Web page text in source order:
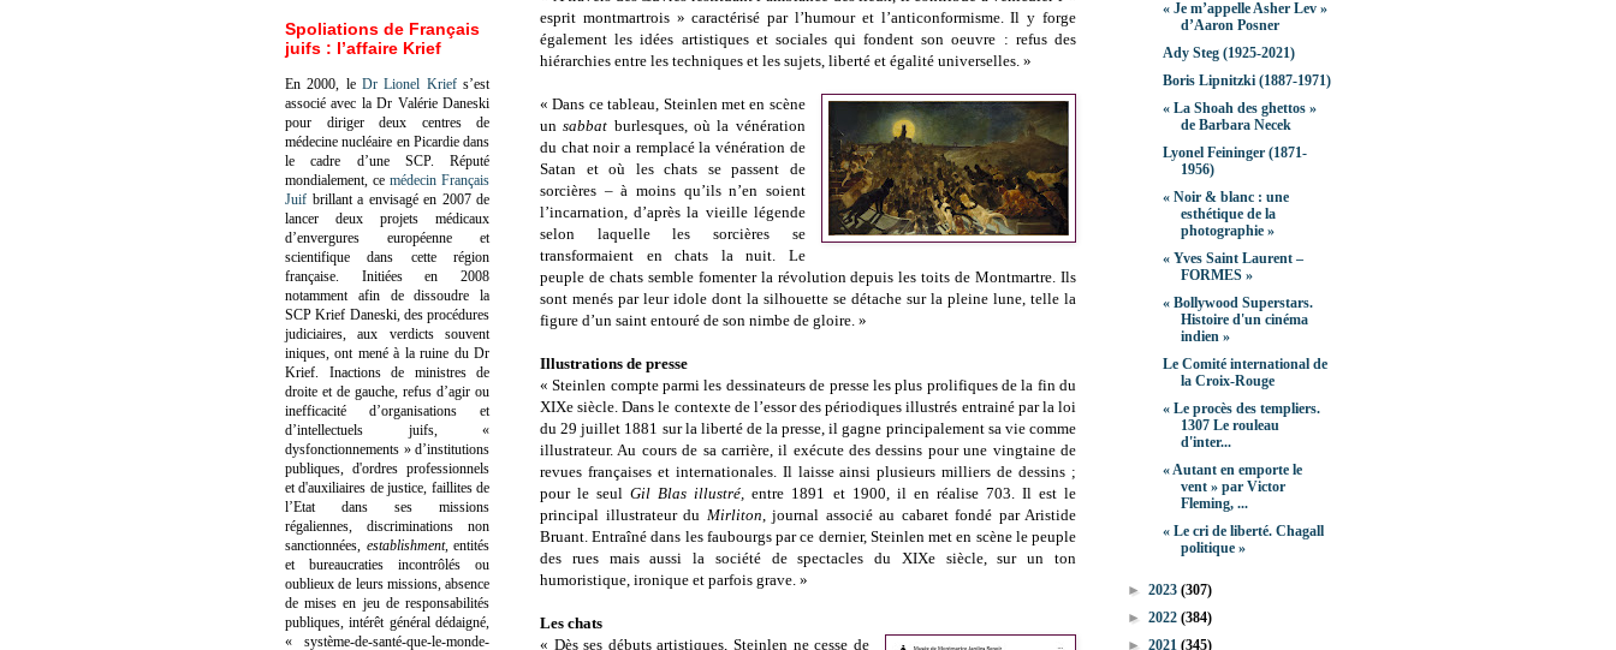
esprit montmartrois » caractérisé par l’humour et l’anticonformisme. Il y forge
également les idées artistiques et sociales qui fondent son oeuvre : refus des
hiérarchies entre les techniques et les sujets, liberté et égalité universelles. »
« Dans ce tableau, Steinlen met en scène
unsabbat burlesques, où la vénération
du chat noir a remplacé la vénération de
Satan et où les chats se passent de
sorcières – à moins qu’ils n’en soient
l’incarnation, d’après la vieille légende
selon laquelle les sorcières se
transformaient en chats la nuit. Le
peuple de chats semble fomenter la révolution depuis les toits de Montmartre. Ils
sont menés par leur idole dont la silhouette se détache sur la pleine lune, telle la
figure d’un saint entouré de son nimbe de gloire. »
Illustrations de presse
« Steinlen compte parmi les dessinateurs de presse les plus prolifiques de la fin du
XIXe siècle. Dans le contexte de l’essor des périodiques illustrés entrainé par la loi
du 29 juillet 1881 sur la liberté de la presse, il gagne principalement sa vie comme
illustrateur. Au cours de sa carrière, il exécute des dessins pour une vingtaine de
revues françaises et internationales. Il laisse ainsi plusieurs milliers de dessins ;
pour le seulGil Blas illustré,entre 1891 et 1900, il en réalise 703. Il est le
principal illustrateur du Mirliton, journal associé au cabaret fondé par Aristide
Bruant. Entraîné dans les faubourgs par ce dernier, Steinlen met en scène le peuple
des rues mais aussi la société de spectacles du XIXe siècle, sur un ton
humoristique, ironique et parfois grave. »
Les chats
« Dès ses débuts artistiques, Steinlen ne cesse de
Spoliations de Français
juifs : l’affaire Krief
En 2000, le Dr Lionel Kriefs’est
associé avec la Dr Valérie Daneski
pour diriger deux centres de
médecine nucléaire en Picardie dans
le cadre d’une SCP. Réputé
mondialement, ce médecin Français
Juif brillant a envisagé en 2007 de
lancer deux projets médicaux
d’envergures européenne et
scientifique dans cette région
française. Initiées en 2008
notamment afin de dissoudre la
SCP Krief Daneski, des procédures
judiciaires, aux verdicts souvent
iniques, ont mené à la ruine du Dr
Krief. Inactions de ministres de
droite et de gauche, refus d’agir ou
inefficacité d’organisations et
d’intellectuels juifs, «
dysfonctionnements » d’institutions
publiques, d'ordres professionnels
et d'auxiliaires de justice, faillites de
l’Etat dans ses missions
régaliennes, discriminations non
sanctionnées, establishment, entités
et bureaucraties incontrôlés ou
oublieux de leurs missions, absence
de mises en jeu de responsabilités
publiques, intérêt général dédaigné,
« système-de-santé-que-le-monde-
« Je m’appelle Asher Lev »
d’Aaron Posner
Ady Steg (1925-2021)
Boris Lipnitzki (1887-1971)
« La Shoah des ghettos »
de Barbara Necek
Lyonel Feininger (1871-
1956)
« Noir & blanc : une
esthétique de la
photographie »
« Yves Saint Laurent –
FORMES »
« Bollywood Superstars.
Histoire d'un cinéma
indien »
Le Comité international de
la Croix-Rouge
« Le procès des templiers.
1307 Le rouleau
d'inter...
« Autant en emporte le
vent » par Victor
Fleming, ...
« Le cri de liberté. Chagall
politique »
► 2023 (307)
► 2022 (384)
► 2021 (345)